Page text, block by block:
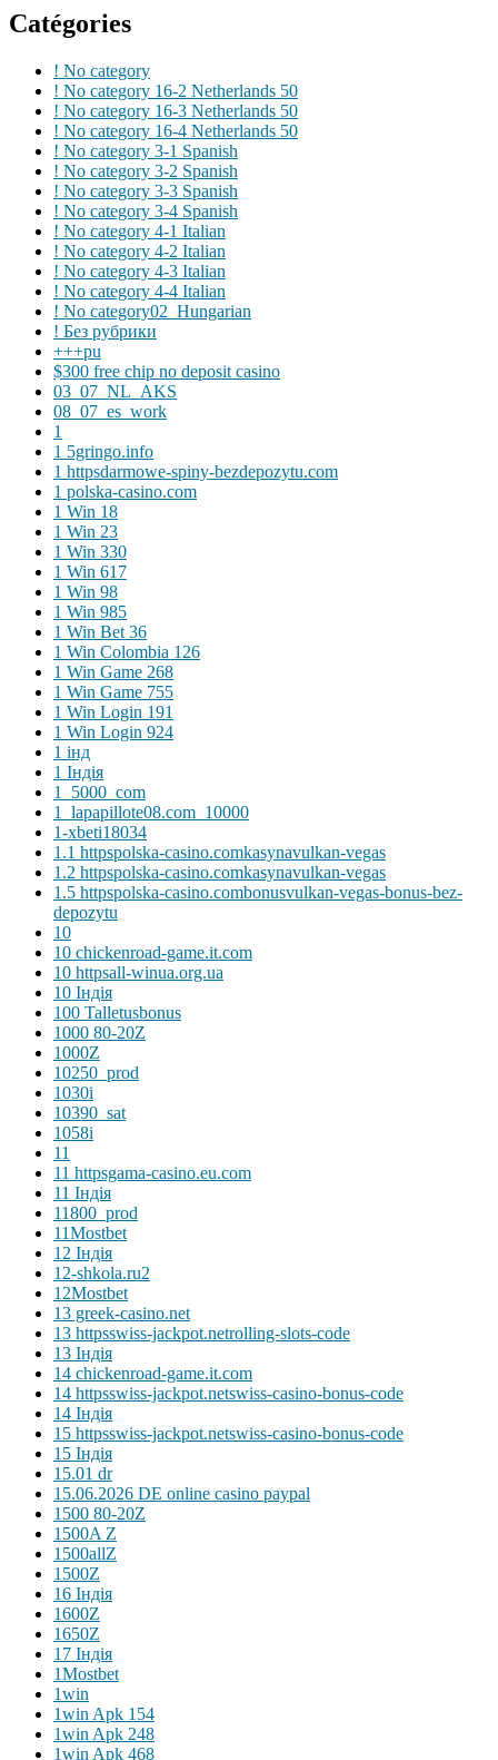
Catégories
! No category
! No category 16-2 Netherlands 50
! No category 16-3 Netherlands 50
! No category 16-4 Netherlands 50
! No category 3-1 Spanish
! No category 3-2 Spanish
! No category 3-3 Spanish
! No category 3-4 Spanish
! No category 4-1 Italian
! No category 4-2 Italian
! No category 4-3 Italian
! No category 4-4 Italian
! No category02_Hungarian
! Без рубрики
+++pu
$300 free chip no deposit casino
03_07_NL_AKS
08_07_es_work
1
1 5gringo.info
1 httpsdarmowe-spiny-bezdepozytu.com
1 polska-casino.com
1 Win 18
1 Win 23
1 Win 330
1 Win 617
1 Win 98
1 Win 985
1 Win Bet 36
1 Win Colombia 126
1 Win Game 268
1 Win Game 755
1 Win Login 191
1 Win Login 924
1 інд
1 Індія
1_5000_com
1_lapapillote08.com_10000
1-xbeti18034
1.1 httpspolska-casino.comkasynavulkan-vegas
1.2 httpspolska-casino.comkasynavulkan-vegas
1.5 httpspolska-casino.combonusvulkan-vegas-bonus-bez-
depozytu
10
10 chickenroad-game.it.com
10 httpsall-winua.org.ua
10 Індія
100 Talletusbonus
1000 80-20Z
1000Z
10250_prod
1030i
10390_sat
1058i
11
11 httpsgama-casino.eu.com
11 Індія
11800_prod
11Mostbet
12 Індія
12-shkola.ru2
12Mostbet
13 greek-casino.net
13 httpsswiss-jackpot.netrolling-slots-code
13 Індія
14 chickenroad-game.it.com
14 httpsswiss-jackpot.netswiss-casino-bonus-code
14 Індія
15 httpsswiss-jackpot.netswiss-casino-bonus-code
15 Індія
15.01 dr
15.06.2026 DE online casino paypal
1500 80-20Z
1500A Z
1500allZ
1500Z
16 Індія
1600Z
1650Z
17 Індія
1Mostbet
1win
1win Apk 154
1win Apk 248
1win Apk 468